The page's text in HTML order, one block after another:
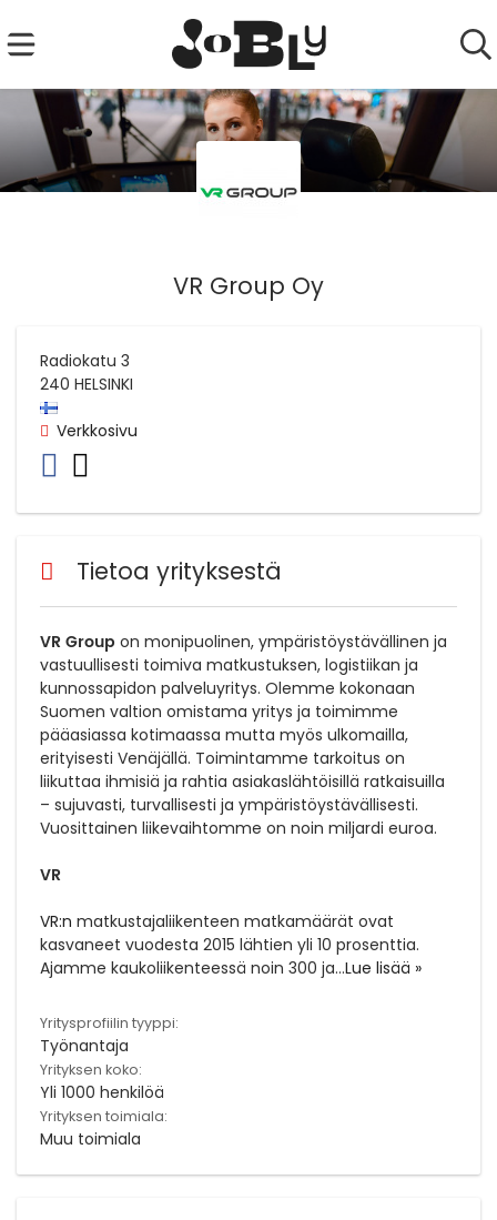
VR Group Oy
Radiokatu 3
240 HELSINKI
Verkkosivu
Tietoa yrityksestä
VR Group on monipuolinen, ympäristöystävällinen ja
vastuullisesti toimiva matkustuksen, logistiikan ja
kunnossapidon palveluyritys. Olemme kokonaan
Suomen valtion omistama yritys ja toimimme
pääasiassa kotimaassa mutta myös ulkomailla,
erityisesti Venäjällä. Toimintamme tarkoitus on
liikuttaa ihmisiä ja rahtia asiakaslähtöisillä ratkaisuilla
– sujuvasti, turvallisesti ja ympäristöystävällisesti.
Vuosittainen liikevaihtomme on noin miljardi euroa.
VR
VR:n matkustajaliikenteen matkamäärät ovat
kasvaneet vuodesta 2015 lähtien yli 10 prosenttia.
Ajamme kaukoliikenteessä noin 300 ja...Lue lisää »
Yritysprofiilin tyyppi:
Työnantaja
Yrityksen koko:
Yli 1000 henkilöä
Yrityksen toimiala:
Muu toimiala